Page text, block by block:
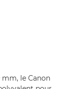
le Canon